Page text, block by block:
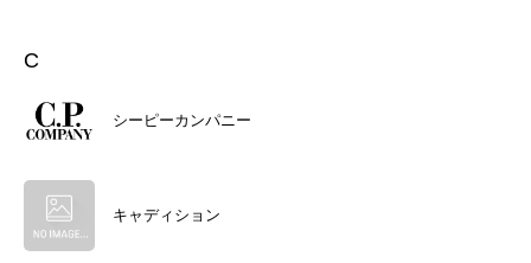
C
シーピーカンパニー
キャディション